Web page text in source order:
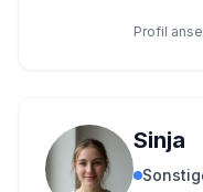
Profil
Sinja